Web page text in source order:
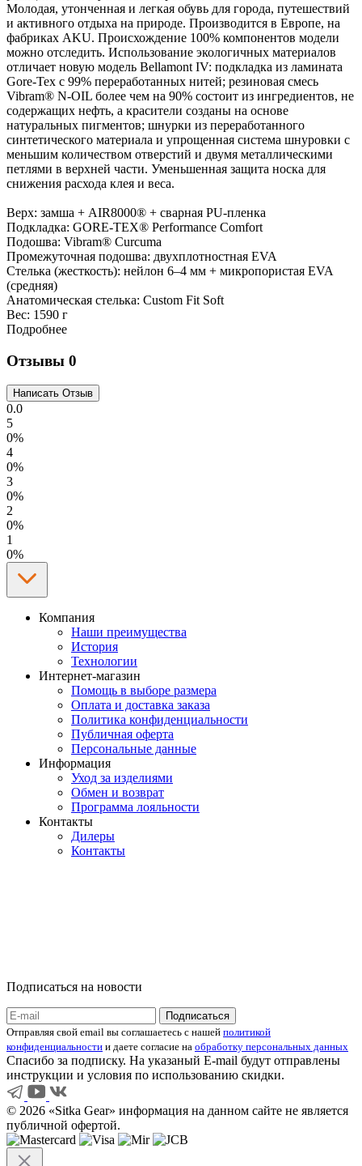
Молодая, утонченная и легкая обувь для города, путешествий
и активного отдыха на природе. Производится в Европе, на
фабриках AKU. Происхождение 100% компонентов модели
можно отследить. Использование экологичных материалов
отличает новую модель Bellamont IV: подкладка из ламината
Gore-Tex с 99% переработанных нитей; резиновая смесь
Vibram® N-OIL более чем на 90% состоит из ингредиентов, не
содержащих нефть, а красители созданы на основе
натуральных пигментов; шнурки из переработанного
синтетического материала и упрощенная система шнуровки с
меньшим количеством отверстий и двумя металлическими
петлями в верхней части. Уменьшенная защита носка для
снижения расхода клея и веса.
Верх: замша + AIR8000® + сварная PU-пленка
Подкладка: GORE-TEX® Performance Comfort
Подошва: Vibram® Curcuma
Промежуточная подошва: двухплотностная EVA
Стелька (жесткость): нейлон 6–4 мм + микропористая EVA
(средняя)
Анатомическая стелька: Custom Fit Soft
Вес: 1590 г
Подробнее
Отзывы 0
0.0
5
0%
4
0%
3
0%
2
0%
1
0%
Компания
Наши преимущества
История
Технологии
Интернет-магазин
Помощь в выборе размера
Оплата и доставка заказа
Политика конфиденциальности
Публичная оферта
Персональные данные
Информация
Уход за изделиями
Обмен и возврат
Программа лояльности
Контакты
Дилеры
Контакты
Подписаться на новости
Отправляя свой email вы соглашаетесь с нашей политикой
конфиденциальности и даете согласие на обработку персональных данных
Спасибо за подписку. На указаный E-mail будут отправлены
инструкции и условия по использованию скидки.
© 2026 «Sitka Gear» информация на данном сайте не является
публичной офертой.